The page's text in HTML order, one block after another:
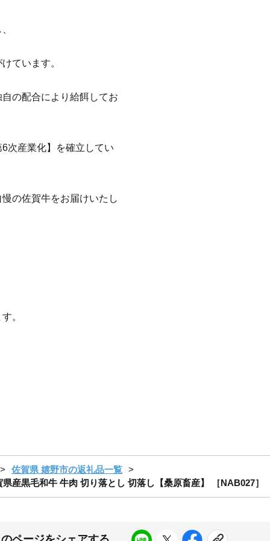
ています。
の配合により給餌してお
次産業化】を確立してい
の佐賀牛をお届けいたし
。
佐賀県 嬉野市の返礼品一覧
産黒毛和牛 牛肉 切り落とし 切落し【桑原畜産】 ［NAB027］